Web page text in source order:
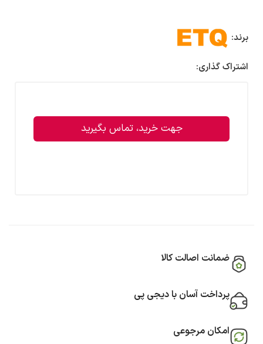
برند:
اشتراک گذاری:
جهت خرید، تماس بگیرید
ضمانت اصالت کالا
پرداخت آسان با دیجی پی
امکان مرجوعی